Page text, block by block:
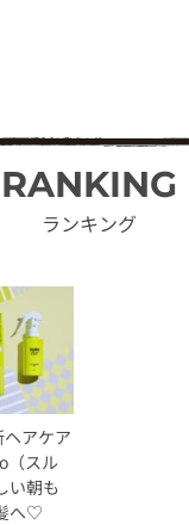
RANKING
ランキング
ヘアケア
（スル
い朝も
へ♡